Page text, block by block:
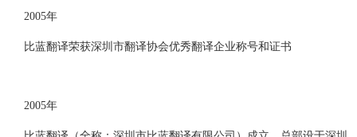
2005年
比蓝翻译荣获深圳市翻译协会优秀翻译企业称号和证书
2005年